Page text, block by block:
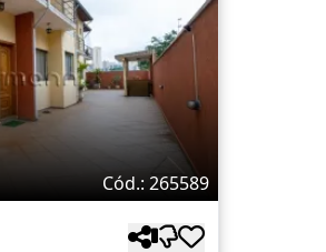
Cód.: 265589